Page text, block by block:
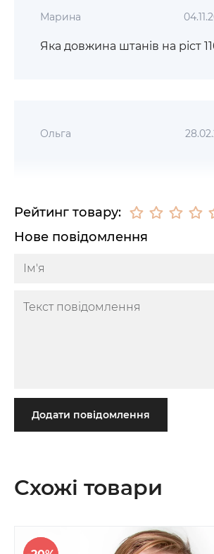
Марина
Яка довжина штанів на ріст
Ольга
Рейтинг товару:
Нове повідомлення
Додати повідомлення
Схожі товари